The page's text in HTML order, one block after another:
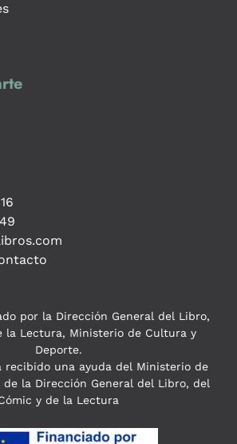
por la Dirección General del Libro,
la Lectura, Ministerio de Cultura y
Deporte.
recibido una ayuda del Ministerio de
la Dirección General del Libro, del
y de la Lectura